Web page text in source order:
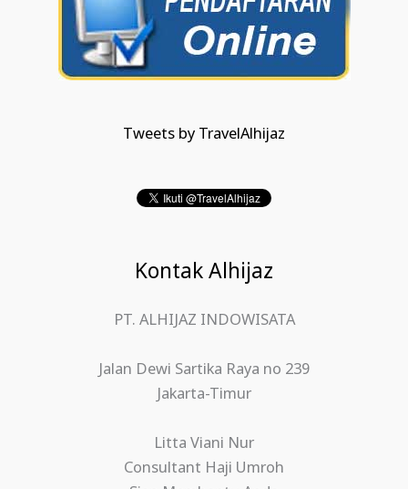
Tweets by TravelAlhijaz
Kontak Alhijaz
PT. ALHIJAZ INDOWISATA
Jalan Dewi Sartika Raya no 239
Jakarta-Timur
Litta Viani Nur
Consultant Haji Umroh